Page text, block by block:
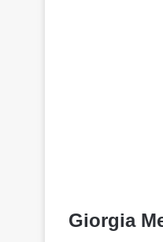
Giorgia